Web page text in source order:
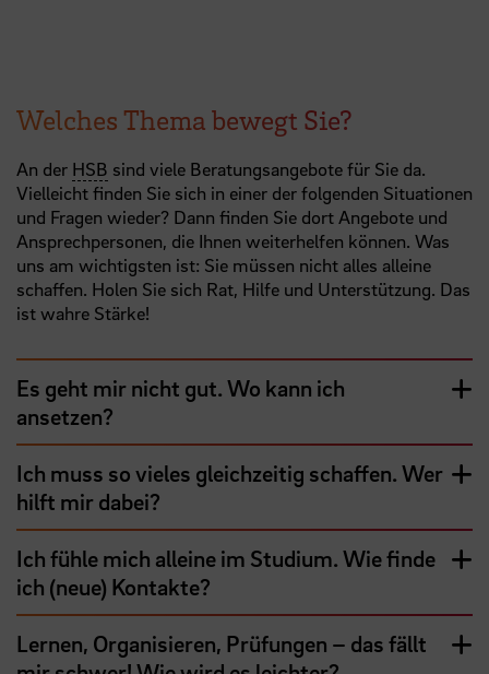
Welches Thema bewegt Sie?
An der HSB sind viele Beratungsangebote für Sie da.
Vielleicht finden Sie sich in einer der folgenden Situationen
und Fragen wieder? Dann finden Sie dort Angebote und
Ansprechpersonen, die Ihnen weiterhelfen können. Was
uns am wichtigsten ist: Sie müssen nicht alles alleine
schaffen. Holen Sie sich Rat, Hilfe und Unterstützung. Das
ist wahre Stärke!
Es geht mir nicht gut. Wo kann ich
ansetzen?
Ich muss so vieles gleichzeitig schaffen. Wer
hilft mir dabei?
Ich fühle mich alleine im Studium. Wie finde
ich (neue) Kontakte?
Lernen, Organisieren, Prüfungen – das fällt